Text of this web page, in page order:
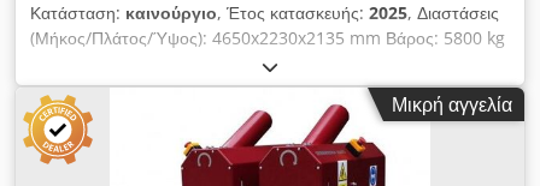
Κατάσταση: καινούργιο, Έτος κατασκευής: 2025, Διαστάσεις
(Μήκος/Πλάτος/Ύψος): 4650x2230x2135 mm Βάρος: 5800 kg
Συνολική απαιτούμενη ισχύς: 19,8 kW Μηχανή βουρτσίσματος
BRUSHINGLINE 1300 - Πλάτος εργασίας: 1300 mm - Πάχος
εργασίας: 3–120 mm - Ελάχιστο μήκος εργασίας: 460 mm -
Συνολική ισχύς: 19,8 kW - Τάση λειτουργίας: 400V / 50Hz -
Ταχύτητα τροφοδοσίας: 3 ~ 17 m/min - Εργασιακή πίεση αέρα:
Μικρή αγγελία